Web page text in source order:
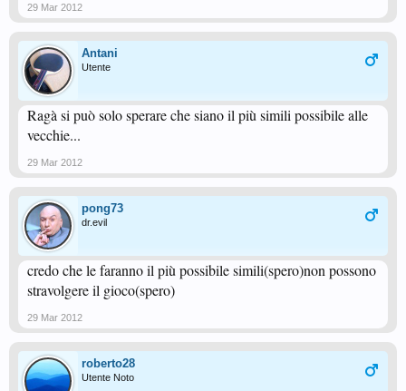
29 Mar 2012
Antani
Utente
Ragà si può solo sperare che siano il più simili possibile alle
vecchie...
29 Mar 2012
pong73
dr.evil
credo che le faranno il più possibile simili(spero)non possono
stravolgere il gioco(spero)
29 Mar 2012
roberto28
Utente Noto